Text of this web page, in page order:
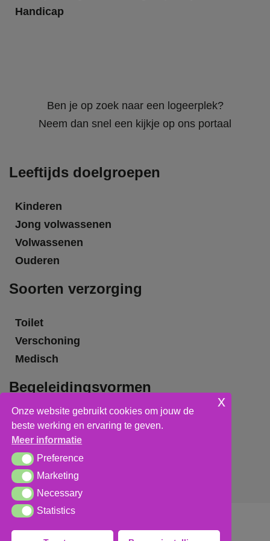
Handicap
Ben je op zoek naar een logeerplek?
Neem dan snel een kijkje op ons portaal
Leeftijds doelgroepen
Kinderen
Jong volwassenen
Volwassenen
Ouderen
Soorten verzorging
Toilet
Verschoning
Medisch
Begeleidingsvormen
Grote groepsbegeleiding
Kleine groepsbegeleiding
Individuele begeleiding
cookieverklaring
Onze website gebruikt cookies om jouw de
beste werking en ervaring te geven.
Meer informatie
PreferencePreference
MarketingMarketing
NecessaryNecessary
StatisticsStatistics
x